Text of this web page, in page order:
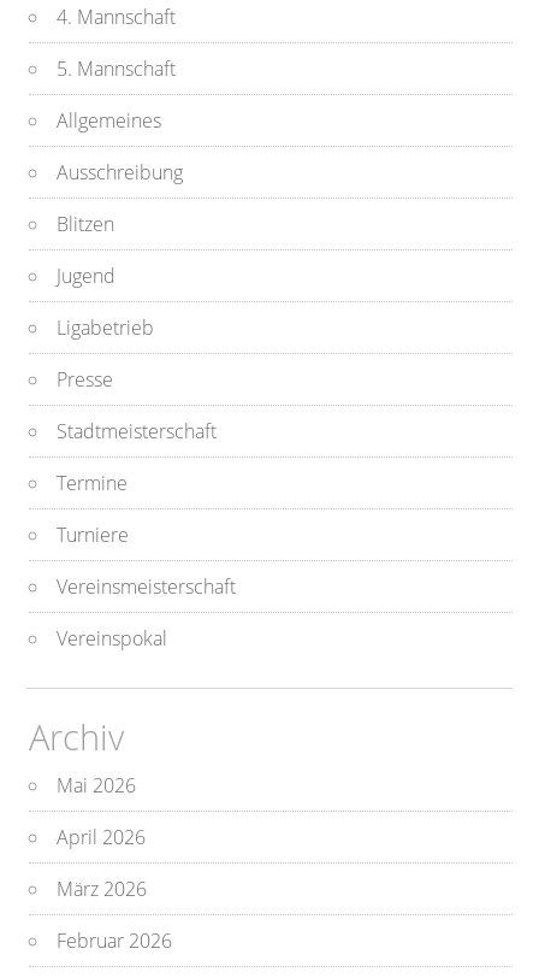
4. Mannschaft
5. Mannschaft
Allgemeines
Ausschreibung
Blitzen
Jugend
Ligabetrieb
Presse
Stadtmeisterschaft
Termine
Turniere
Vereinsmeisterschaft
Vereinspokal
Archiv
Mai 2026
April 2026
März 2026
Februar 2026